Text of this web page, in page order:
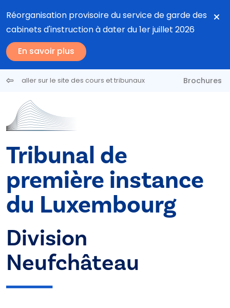
Réorganisation provisoire du service de garde des
cabinets d'instruction à dater du 1er juillet 2026
En savoir plus
aller sur le site des cours et tribunaux Brochures
Tribunal de
première instance
du Luxembourg
Division
Neufchâteau